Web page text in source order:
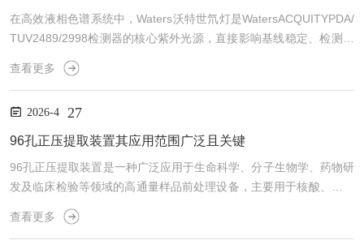
在高效液相色谱系统中，Waters沃特世氘灯是WatersACQUITYPDA/
TUV2489/2998检测器的核心紫外光源，直接影响基线稳定、检测灵
敏度与数据重现性。本文对该系列适配氘灯型号、适配规则与使用要
点进行精简解析。一、核心氘灯型号与适配范围该系列检测器标配两
UITYPDA/TUV2489/2998氘灯适配：ACQUITYPDA、TUV、2489、
2998检测器，为该系列主流标配光源。（2）...
查看更多
2026-4 27
96孔正压提取装置其应用范围广泛且关键
96孔正压提取装置是一种广泛应用于生命科学、分子生物学、药物研
发及临床检验等领域的高通量样品前处理设备，主要用于核酸、蛋白
质、代谢物等生物分子的快速、高效提取与纯化。该装置基于正压驱
动原理，通过向96孔深孔板或过滤板的上部施加可控的正压气体（通
查看更多